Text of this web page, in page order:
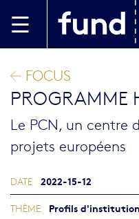
FOCUS
PROGRAMME
Le PCN, un centre
projets européens
DATE 2022-15-12
THÈME Profils d'institution